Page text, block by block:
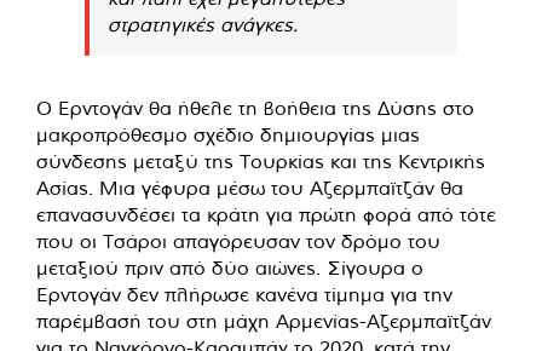
στρατηγικές ανάγκες.
Ο Ερντογάν θα ήθελε τη βοήθεια της Δύσης στο
μακροπρόθεσμο σχέδιο δημιουργίας μιας
σύνδεσης μεταξύ της Τουρκίας και της Κεντρικής
Ασίας. Μια γέφυρα μέσω του Αζερμπαϊτζάν θα
επανασυνδέσει τα κράτη για πρώτη φορά από τότε
που οι Τσάροι απαγόρευσαν τον δρόμο του
μεταξιού πριν από δύο αιώνες. Σίγουρα ο
Ερντογάν δεν πλήρωσε κανένα τίμημα για την
παρέμβασή του στη μάχη Αρμενίας-Αζερμπαϊτζάν